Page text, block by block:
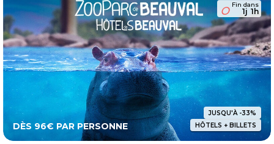
Fin dans
1j 1h
DÈS 96€ PAR PERSONNE
JUSQU'À -33%
HÔTELS + BILLETS